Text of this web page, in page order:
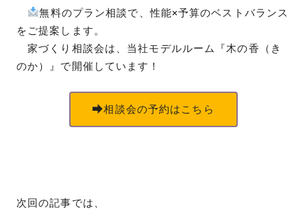
無料のプラン相談で、性能×予算のベストバランス
をご提案します。
家づくり相談会は、当社モデルルーム『木の香（き
のか）』で開催しています！
相談会の予約はこちら
次回の記事では、